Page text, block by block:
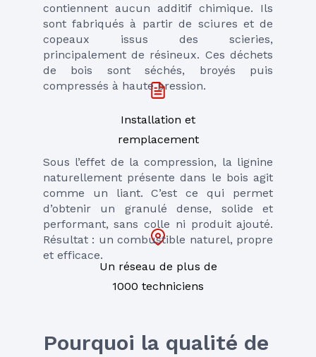
contiennent aucun additif chimique. Ils
sont fabriqués à partir de sciures et de
copeaux issus des scieries,
principalement de résineux. Ces déchets
de bois sont séchés, broyés puis
compressés à haute pression.
Sous l’effet de la compression, la lignine
naturellement présente dans le bois agit
comme un liant. C’est ce qui permet
d’obtenir un granulé dense, solide et
performant, sans colle ni produit ajouté.
Résultat : un combustible naturel, propre
et efficace.
Pourquoi la qualité de
Installation et
remplacement
Un réseau de plus de
1000 techniciens